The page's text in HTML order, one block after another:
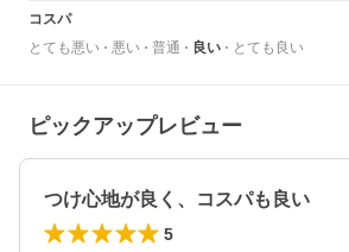
コスパ
とても悪い
悪い 普通 良い とても良い
ピックアップレビュー
つけ心地が良く、コスパも良い
5